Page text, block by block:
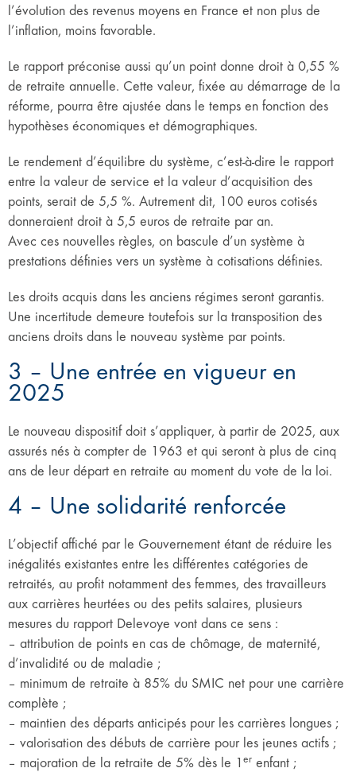
l’évolution des revenus moyens en France et non plus de
l’inflation, moins favorable.
Le rapport préconise aussi qu’un point donne droit à 0,55 %
de retraite annuelle. Cette valeur, fixée au démarrage de la
réforme, pourra être ajustée dans le temps en fonction des
hypothèses économiques et démographiques.
Le rendement d’équilibre du système, c’est-à-dire le rapport
entre la valeur de service et la valeur d’acquisition des
points, serait de 5,5 %. Autrement dit, 100 euros cotisés
donneraient droit à 5,5 euros de retraite par an.
Avec ces nouvelles règles, on bascule d’un système à
prestations définies vers un système à cotisations définies.
Les droits acquis dans les anciens régimes seront garantis.
Une incertitude demeure toutefois sur la transposition des
anciens droits dans le nouveau système par points.
3 – Une entrée en vigueur en
2025
Le nouveau dispositif doit s’appliquer, à partir de 2025, aux
assurés nés à compter de 1963 et qui seront à plus de cinq
ans de leur départ en retraite au moment du vote de la loi.
4 – Une solidarité renforcée
L’objectif affiché par le Gouvernement étant de réduire les
inégalités existantes entre les différentes catégories de
retraités, au profit notamment des femmes, des travailleurs
aux carrières heurtées ou des petits salaires, plusieurs
mesures du rapport Delevoye vont dans ce sens :
– attribution de points en cas de chômage, de maternité,
d’invalidité ou de maladie ;
– minimum de retraite à 85% du SMIC net pour une carrière
complète ;
– maintien des départs anticipés pour les carrières longues ;
– valorisation des débuts de carrière pour les jeunes actifs ;
– majoration de la retraite de 5% dès le 1 er enfant ;